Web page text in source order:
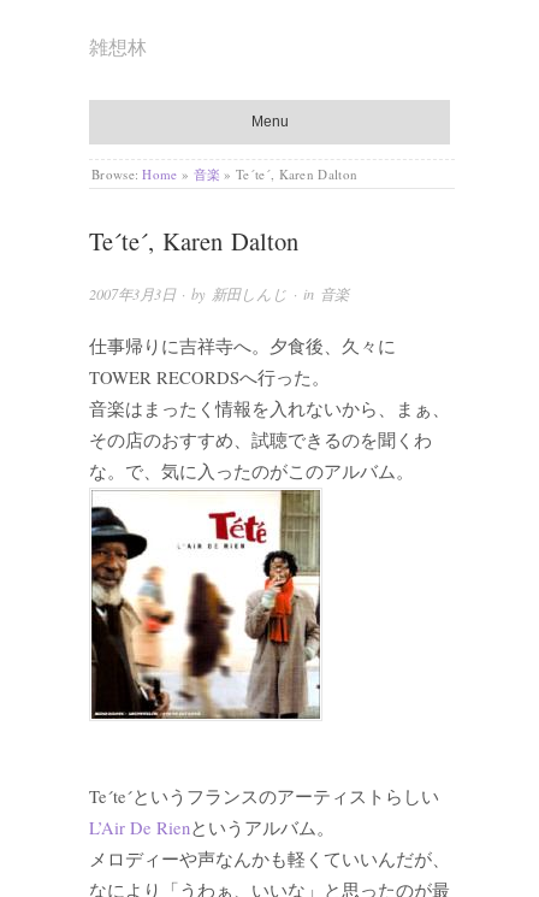
雑想林
Menu
Browse: Home » 音楽 » Te´te´, Karen Dalton
Te´te´, Karen Dalton
2007年3月3日· by 新田しんじ · in 音楽
仕事帰りに吉祥寺へ。夕食後、久々に
TOWER RECORDSへ行った。
音楽はまったく情報を入れないから、まぁ、
その店のおすすめ、試聴できるのを聞くわ
な。で、気に入ったのがこのアルバム。
Te´te´というフランスのアーティストらしい
L’Air De Rienというアルバム。
メロディーや声なんかも軽くていいんだが、
なにより「うわぁ、いいな」と思ったのが最